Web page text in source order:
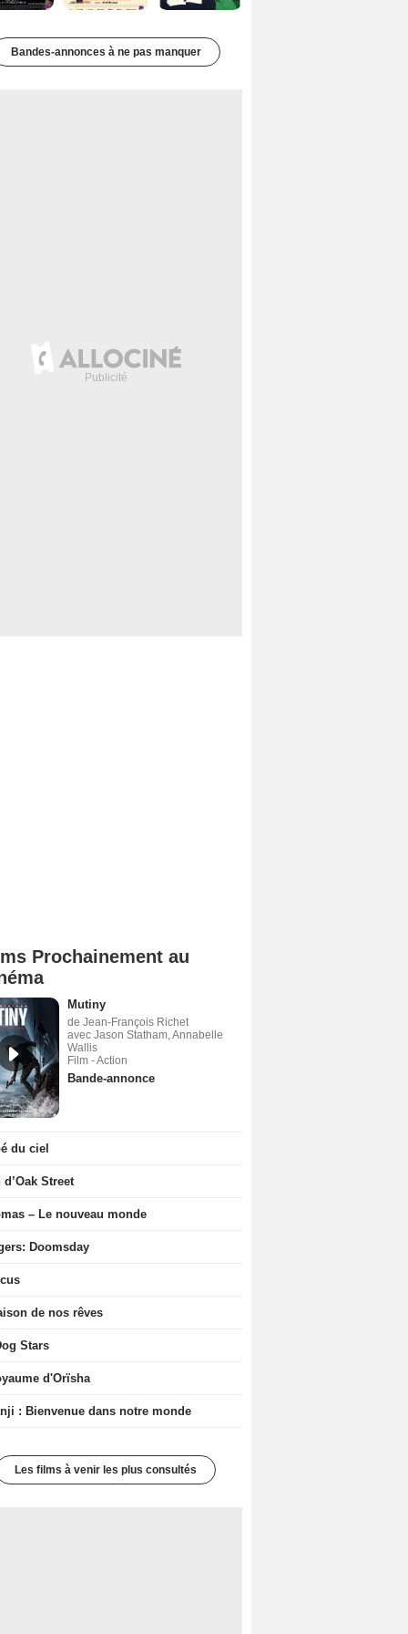
Bandes-annonces à ne pas manquer
Prochainement au
Mutiny
de Jean-François Richet
avec Jason Statham, Annabelle
Wallis
Film - Action
Bande-annonce
du ciel
d’Oak Street
– Le nouveau monde
Doomsday
de nos rêves
Stars
d'Orïsha
: Bienvenue dans notre monde
Les films à venir les plus consultés